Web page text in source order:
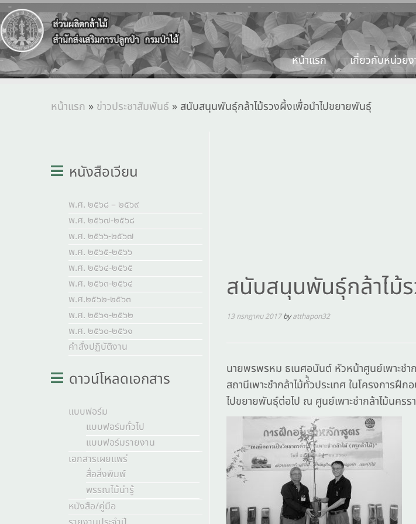
หน้าแรก เกี่ยวกับหน่วย
หน้าแรก » ข่าวประชาสัมพันธ์ » สนับสนุนพันธุ์กล้าไม้รวงผึ้งเพื่อนำไปขยายพันธุ์
หนังสือเวียน
พ.ศ. ๒๕๖๘ – ๒๕๖๙
พ.ศ. ๒๕๖๗-๒๕๖๘
พ.ศ. ๒๕๖๖-๒๕๖๗
พ.ศ. ๒๕๖๕-๒๕๖๖
พ.ศ. ๒๕๖๔-๒๕๖๕
พ.ศ. ๒๕๖๓-๒๕๖๔
พ.ศ.๒๕๖๒-๒๕๖๓
พ.ศ. ๒๕๖๑-๒๕๖๒
พ.ศ. ๒๕๖๐-๒๕๖๑
คำสั่งปฏิบัติงาน
ดาวน์โหลดเอกสาร
แบบฟอร์ม
แบบฟอร์มทั่วไป
แบบฟอร์มรายงาน
เอกสารเผยแพร่
สื่อสิ่งพิมพ์
พรรณไม้น่ารู้
หนังสือ/คู่มือ
สนับสนุนพันธุ์กล้าไม้
13 กรกฎาคม 2017 byatthapon32
นายพรพรหม ธเนศอนันต์ หัวหน้าศูนย์เพาะชำ
สถานีเพาะชำกล้าไม้ทั่้วประเทศ ในโครงการฝึ
ไปขยายพันธุ์ต่อไป ณ ศูนย์เพาะชำกล้าไม้นคร